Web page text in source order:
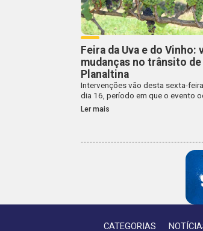
Feira da Uva e do Vinho:
mudanças no trânsito de
Planaltina
Intervenções vão desta sexta-
dia 16, período em que o evento
Ler mais
CATEGORIAS